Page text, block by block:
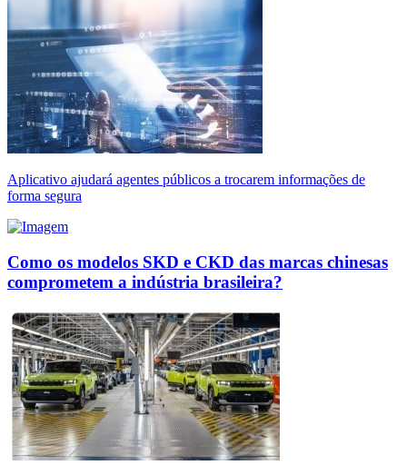
Aplicativo ajudará agentes públicos a trocarem informações de
forma segura
Como os modelos SKD e CKD das marcas chinesas
comprometem a indústria brasileira?